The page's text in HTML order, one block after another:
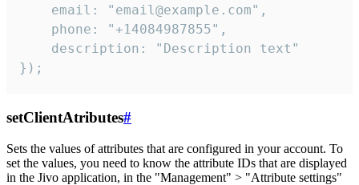
    email: "email@example.com",
    phone: "+14084987855",
    description: "Description text"
});
setClientAtributes#
Sets the values ​​of attributes that are configured in your account. To
set the values, you need to know the attribute IDs that are displayed
in the Jivo application, in the "Management" > "Attribute settings"